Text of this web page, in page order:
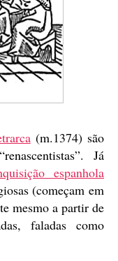
(m.1374) são
Já
espanhola
(começam em
mesmo a partir de
faladas como